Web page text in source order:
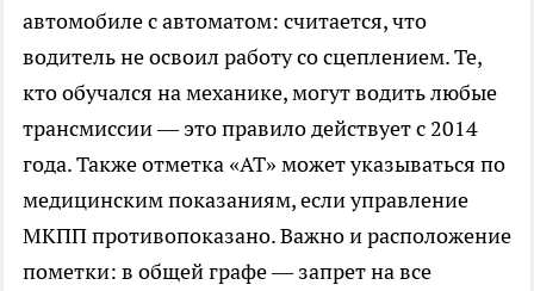
автомобиле с автоматом: считается, что
водитель не освоил работу со сцеплением. Те,
кто обучался на механике, могут водить любые
трансмиссии — это правило действует с 2014
года. Также отметка «АТ» может указываться по
медицинским показаниям, если управление
МКПП противопоказано. Важно и расположение
пометки: в общей графе — запрет на все